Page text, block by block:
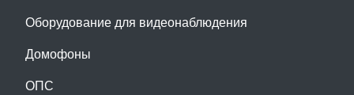
Оборудование для видеонаблюдения
Домофоны
ОПС